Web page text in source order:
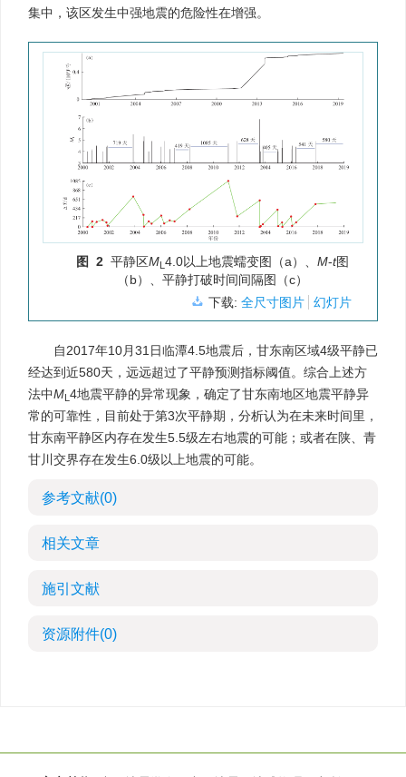
集中，该区发生中强地震的危险性在增强。
图 2 平静区ML 4.0以上地震蠕变图（a）、 M-t图
（b）、平静打破时间间隔图（c）
下载: 全尺寸图片 幻灯片
自2017年10月31日临潭4.5地震后，甘东南区域4级平静已
经达到近580天，远远超过了平静预测指标阈值。综合上述方
法中ML 4地震平静的异常现象，确定了甘东南地区地震平静异
常的可靠性，目前处于第3次平静期，分析认为在未来时间里，
甘东南平静区内存在发生5.5级左右地震的可能；或者在陕、青
甘川交界存在发生6.0级以上地震的可能。
参考文献(0)
相关文章
施引文献
资源附件(0)